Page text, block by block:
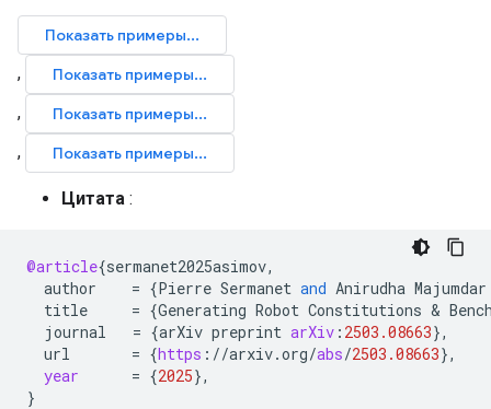
Цитата :
@article{sermanet2025asimov,
author
= {Pierre Sermanet and Anirudha Majumdar
title
= {Generating Robot Constitutions &
journal
= {arXiv preprint arXiv : 2503.08663},
url
= {https : //arxiv.org/abs/2503.08663},
year
= {2025},
}